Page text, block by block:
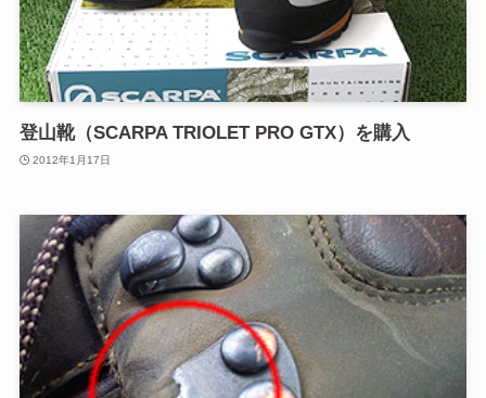
登山靴（SCARPA TRIOLET PRO GTX）を購入
2012年1月17日